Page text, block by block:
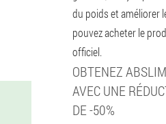
du poids et améliorer
pouvez acheter le
officiel.
OBTENEZ
AVEC UNE
DE -50%